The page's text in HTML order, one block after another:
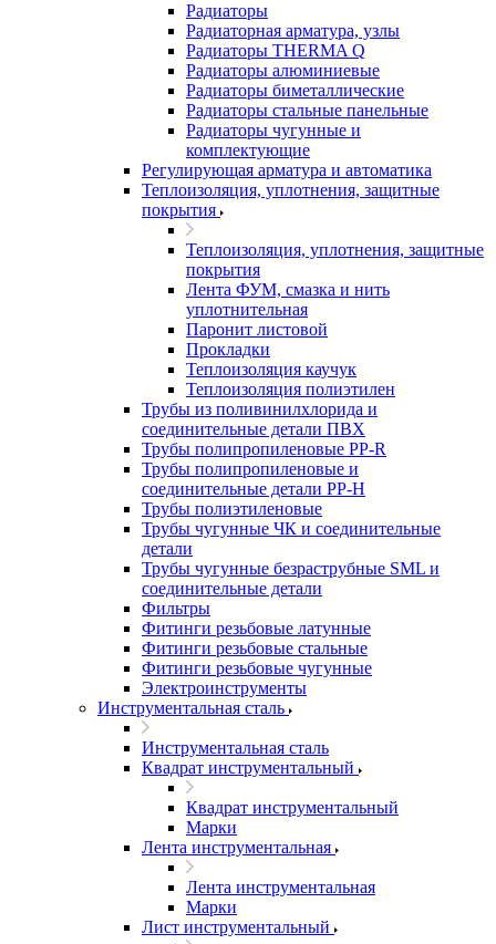
Радиаторы
Радиаторная арматура, узлы
Радиаторы THERMA Q
Радиаторы алюминиевые
Радиаторы биметаллические
Радиаторы стальные панельные
Радиаторы чугунные и
комплектующие
Регулирующая арматура и автоматика
Теплоизоляция, уплотнения, защитные
покрытия
Теплоизоляция, уплотнения, защитные
покрытия
Лента ФУМ, смазка и нить
уплотнительная
Паронит листовой
Прокладки
Теплоизоляция каучук
Теплоизоляция полиэтилен
Трубы из поливинилхлорида и
соединительные детали ПВХ
Трубы полипропиленовые PP-R
Трубы полипропиленовые и
соединительные детали PP-H
Трубы полиэтиленовые
Трубы чугунные ЧК и соединительные
детали
Трубы чугунные безраструбные SML и
соединительные детали
Фильтры
Фитинги резьбовые латунные
Фитинги резьбовые стальные
Фитинги резьбовые чугунные
Электроинструменты
Инструментальная сталь
Инструментальная сталь
Квадрат инструментальный
Квадрат инструментальный
Марки
Лента инструментальная
Лента инструментальная
Марки
Лист инструментальный